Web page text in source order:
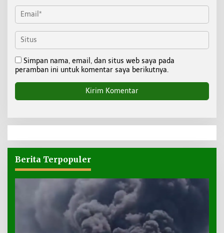
Simpan nama, email, dan situs web saya pada
peramban ini untuk komentar saya berikutnya.
Berita Terpopuler